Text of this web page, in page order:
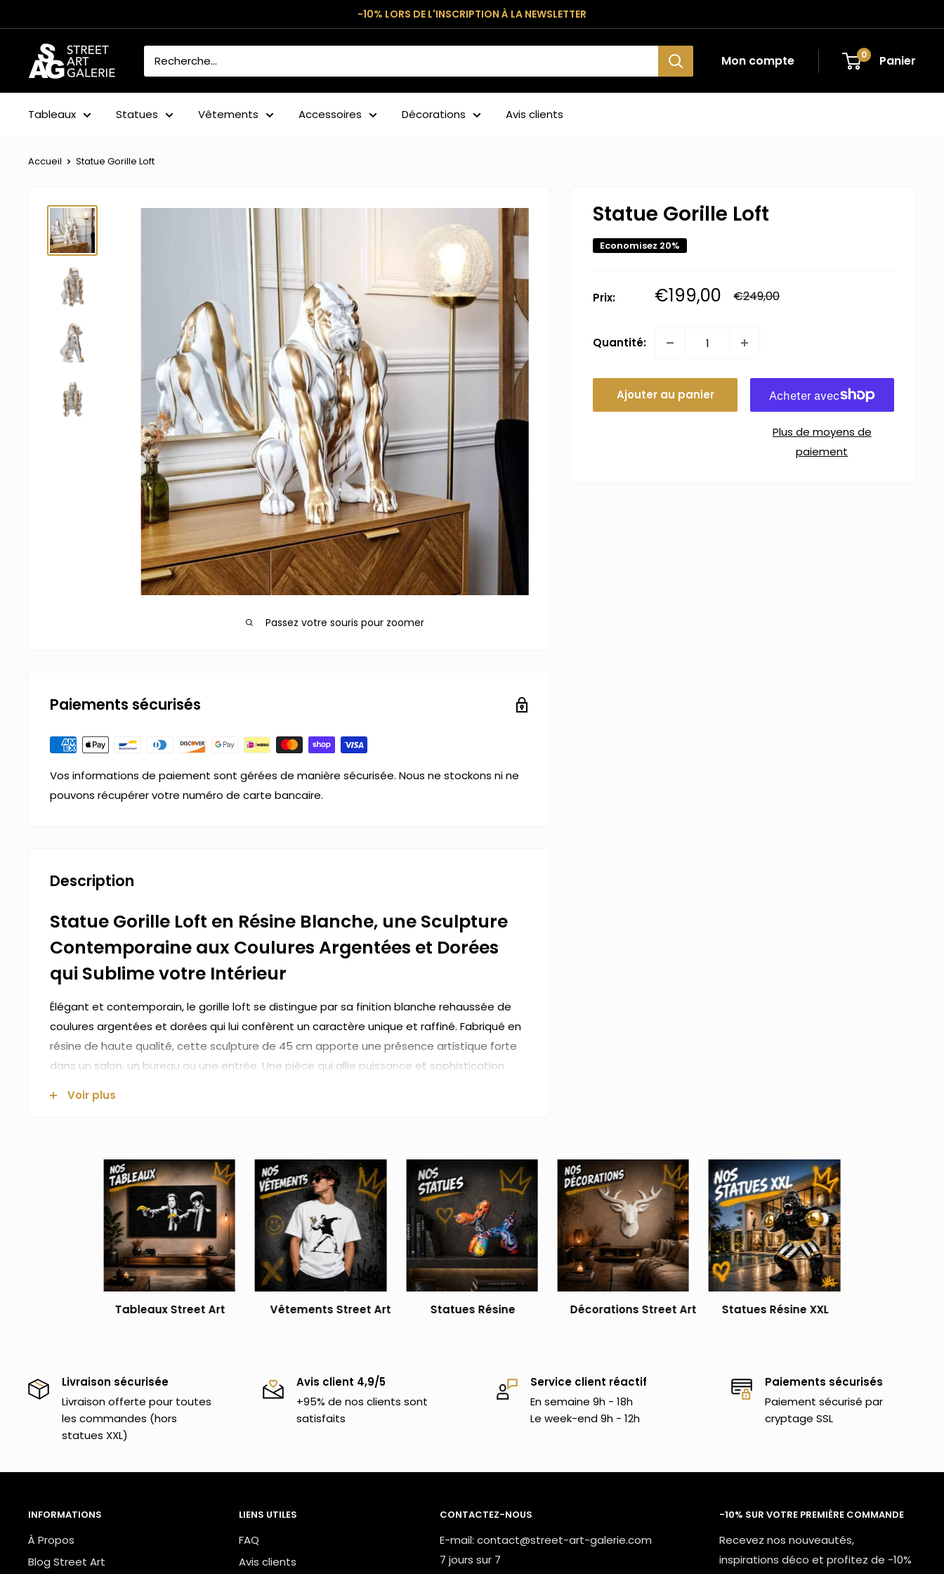
au
contenu
-10% LORS DE L'INSCRIPTION À LA NEWSLETTER
Street
Art
Galerie
Mon compte 0 Panier
Tableaux Statues Vêtements Accessoires Décorations Avis clients
Accueil Statue Gorille Loft
Passez votre souris pour zoomer
Statue Gorille Loft
Economisez 20%
Prix: Prix
réduit
€199,00 Prix
normal
€249,00
Quantité:
Ajouter au panier
Plus de moyens de
paiement
Paiements sécurisés
Vos informations de paiement sont gérées de manière sécurisée. Nous ne stockons ni ne
pouvons récupérer votre numéro de carte bancaire.
Description
Statue Gorille Loft en Résine Blanche, une Sculpture
Contemporaine aux Coulures Argentées et Dorées
qui Sublime votre Intérieur
Élégant et contemporain, le gorille loft se distingue par sa finition blanche rehaussée de
coulures argentées et dorées qui lui confèrent un caractère unique et raffiné. Fabriqué en
résine de haute qualité, cette sculpture de 45 cm apporte une présence artistique forte
dans un salon, un bureau ou une entrée. Une pièce qui allie puissance et sophistication
Matière: résine
Couleur : blanc avec coulures argentées et dorées
Usage : intérieur
Découvrez l'ensemble de notre collection destatues gorillepour trouver d'autres
sculptures qui apporteront du caractère à votre intérieur.
Voir plus
Tableaux Street Art Vêtements Street Art Statues Résine Décorations Street Art Statues Résine XXL
Livraison sécurisée
Livraison offerte pour toutes
les commandes (hors
statues XXL)
Avis client 4,9/5
+95% de nos clients sont
satisfaits
Service client réactif
En semaine 9h - 18h
Le week-end 9h - 12h
Paiements sécurisés
Paiement sécurisé par
cryptage SSL
INFORMATIONS
À Propos
Blog Street Art
LIENS UTILES
FAQ
Avis clients
CONTACTEZ-NOUS
E-mail: contact@street-art-galerie.com
7 jours sur 7
-10% SUR VOTRE PREMIÈRE COMMANDE
Recevez nos nouveautés,
inspirations déco et profitez de -10%